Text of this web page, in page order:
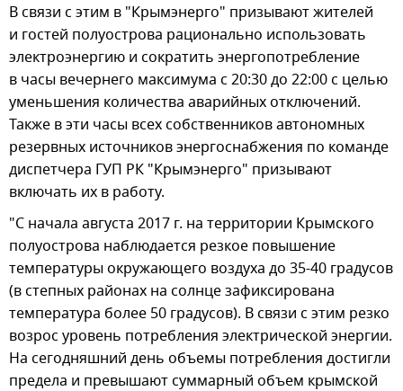
В связи с этим в "Крымэнерго" призывают жителей
и гостей полуострова рационально использовать
электроэнергию и сократить энергопотребление
в часы вечернего максимума с 20:30 до 22:00 с целью
уменьшения количества аварийных отключений.
Также в эти часы всех собственников автономных
резервных источников энергоснабжения по команде
диспетчера ГУП РК "Крымэнерго" призывают
включать их в работу.
"С начала августа 2017 г. на территории Крымского
полуострова наблюдается резкое повышение
температуры окружающего воздуха до 35-40 градусов
(в степных районах на солнце зафиксирована
температура более 50 градусов). В связи с этим резко
возрос уровень потребления электрической энергии.
На сегодняшний день объемы потребления достигли
предела и превышают суммарный объем крымской